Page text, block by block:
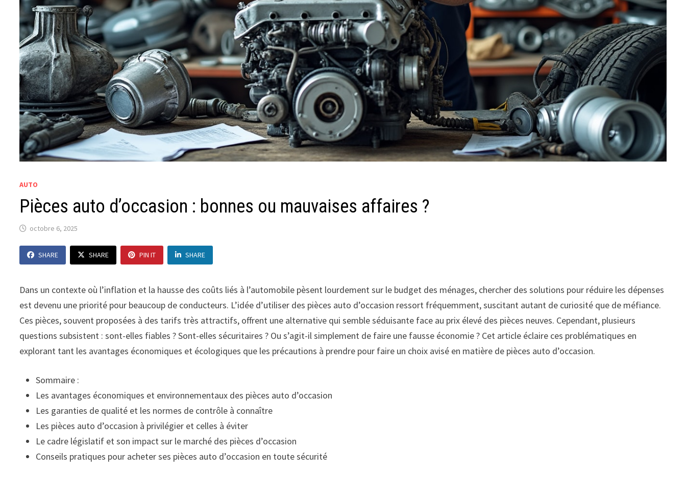
AUTO
Pièces auto d’occasion : bonnes ou mauvaises affaires ?
octobre 6, 2025
SHARE SHARE PIN IT SHARE
Dans un contexte où l’inflation et la hausse des coûts liés à l’automobile pèsent lourdement sur le budget des ménages, chercher des solutions pour réduire les dépenses
est devenu une priorité pour beaucoup de conducteurs. L’idée d’utiliser des pièces auto d’occasion ressort fréquemment, suscitant autant de curiosité que de méfiance.
Ces pièces, souvent proposées à des tarifs très attractifs, offrent une alternative qui semble séduisante face au prix élevé des pièces neuves. Cependant, plusieurs
questions subsistent : sont-elles fiables ? Sont-elles sécuritaires ? Ou s’agit-il simplement de faire une fausse économie ? Cet article éclaire ces problématiques en
explorant tant les avantages économiques et écologiques que les précautions à prendre pour faire un choix avisé en matière de pièces auto d’occasion.
Sommaire :
Les avantages économiques et environnementaux des pièces auto d’occasion
Les garanties de qualité et les normes de contrôle à connaître
Les pièces auto d’occasion à privilégier et celles à éviter
Le cadre législatif et son impact sur le marché des pièces d’occasion
Conseils pratiques pour acheter ses pièces auto d’occasion en toute sécurité